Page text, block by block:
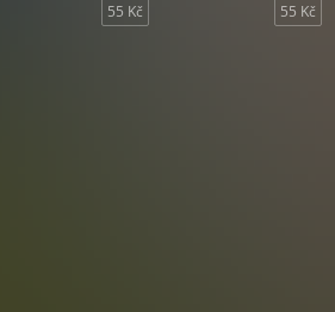
55 Kč 55 Kč